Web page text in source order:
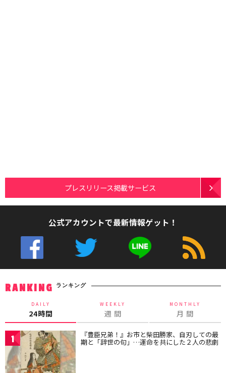
プレスリリース掲載サービス
公式アカウントで最新情報ゲット！
RANKING ランキング
DAILY
24時間
WEEKLY
週 間
MONTHLY
月 間
1 『豊臣兄弟！』お市と柴田勝家、自刃しての最
期と「辞世の句」…運命を共にした２人の悲劇